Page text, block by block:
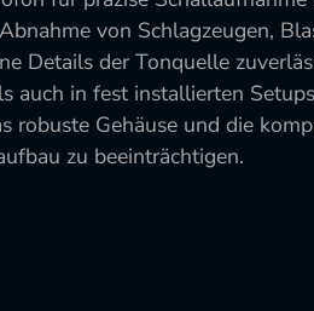
von Schlagzeugen,
Details der Tonquelle
in fest installierten
Gehäuse und die
zu beeinträchtigen.